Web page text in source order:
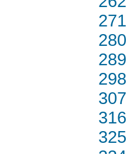
271
280
289
298
307
316
325